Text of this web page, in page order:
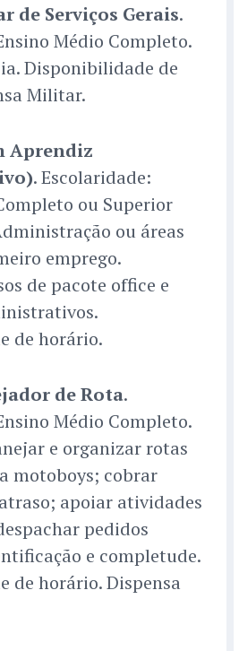
de Serviços Gerais.
Médio Completo.
Disponibilidade de
Militar.
Aprendiz
. Escolaridade:
ou Superior
ou áreas
emprego.
de pacote office e
de horário.
de Rota.
Médio Completo.
e organizar rotas
motoboys; cobrar
apoiar atividades
pedidos
e completude.
de horário. Dispensa